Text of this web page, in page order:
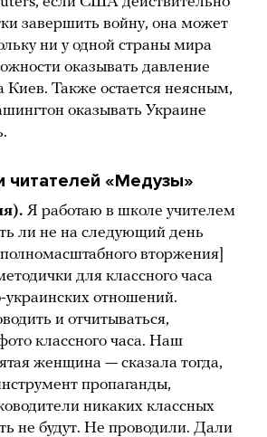
завершить войну, она может
ни у одной страны мира
оказывать давление
Киев. Также остается неясным,
оказывать Украине
читателей «Медузы»
Я работаю в школе учителем
ли не на следующий день
вторжения]
для классного часа
украинских отношений.
и отчитываться,
классного часа. Наш
женщина — сказала тогда,
пропаганды,
никаких классных
не будут. Не проводили. Дали